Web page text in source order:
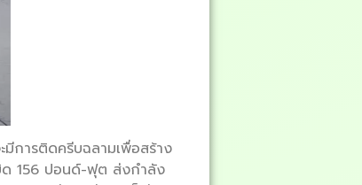
การติดครีบฉลามเพื่อสร้าง
ด 156 ปอนด์-ฟุต ส่งกำลัง